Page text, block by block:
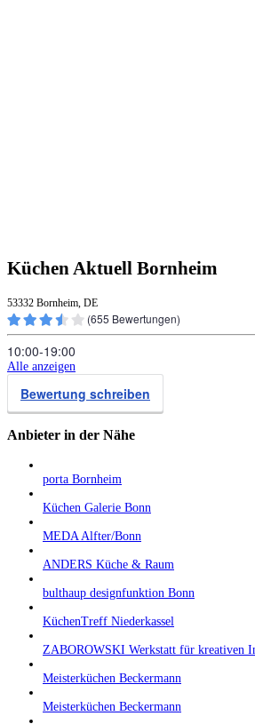
Küchen Aktuell Bornheim
53332 Bornheim, DE
(655 Bewertungen)
10:00‑19:00
Alle anzeigen
Bewertung schreiben
Anbieter in der Nähe
porta Bornheim
Küchen Galerie Bonn
MEDA Alfter/Bonn
ANDERS Küche & Raum
bulthaup designfunktion Bonn
KüchenTreff Niederkassel
ZABOROWSKI Werkstatt für kreativen
Meisterküchen Beckermann
Meisterküchen Beckermann